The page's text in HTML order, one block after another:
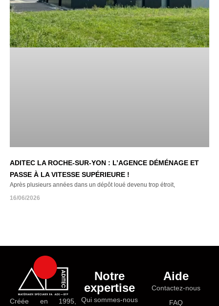
ADITEC LA ROCHE-SUR-YON : L’AGENCE DÉMÉNAGE ET
PASSE À LA VITESSE SUPÉRIEURE !
Après plusieurs années dans un dépôt loué devenu trop étroit,
16/06/2026
Créée en 1995,
Notre
expertise
Qui sommes-nous
Aide
Contactez-nous
FAQ